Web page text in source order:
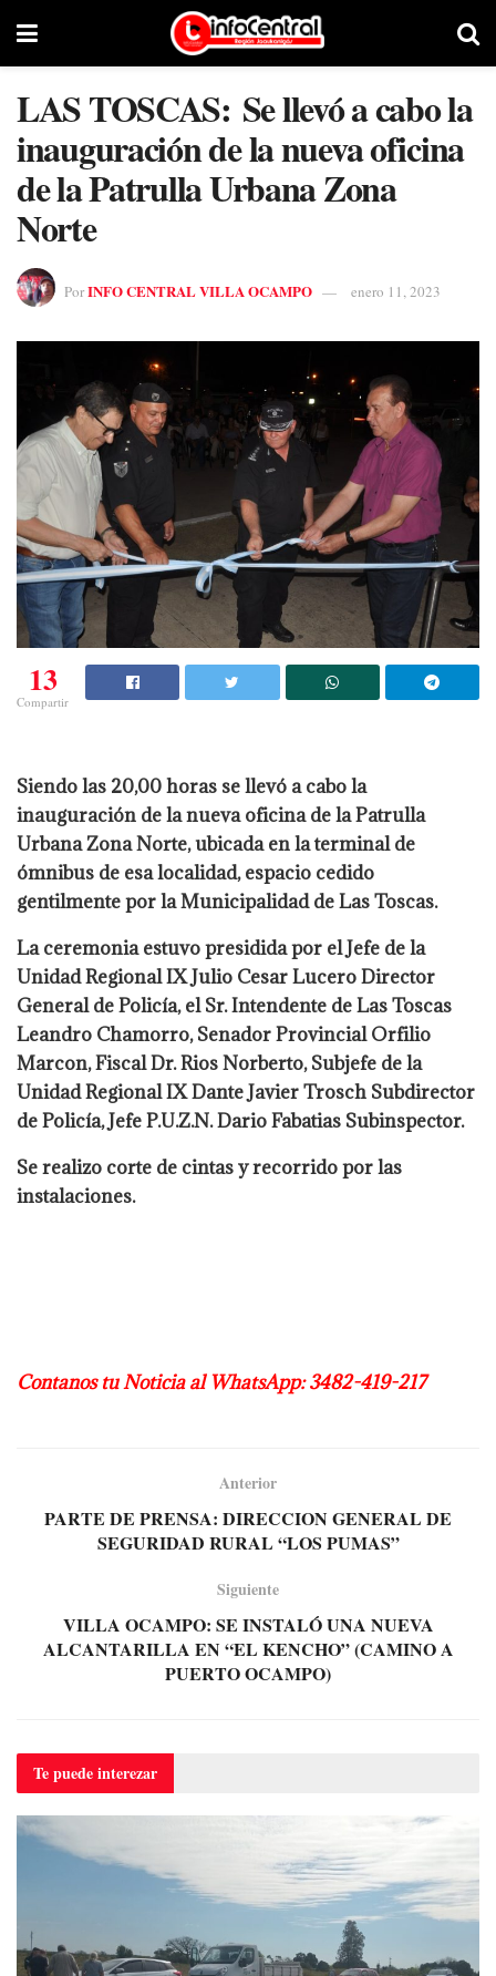
LAS TOSCAS: Se llevó a cabo la
inauguración de la nueva oficina
de la Patrulla Urbana Zona
Norte
PorINFO CENTRAL VILLA OCAMPO enero 11, 2023
13
Compartir
Siendo las 20,00 horas se llevó a cabo la
inauguración de la nueva oficina de la Patrulla
Urbana Zona Norte, ubicada en la terminal de
ómnibus de esa localidad, espacio cedido
gentilmente por la Municipalidad de Las Toscas.
La ceremonia estuvo presidida por el Jefe de la
Unidad Regional IX Julio Cesar Lucero Director
General de Policía, el Sr. Intendente de Las Toscas
Leandro Chamorro, Senador Provincial Orfilio
Marcon, Fiscal Dr. Rios Norberto, Subjefe de la
Unidad Regional IX Dante Javier Trosch Subdirector
de Policía, Jefe P.U.Z.N. Dario Fabatias Subinspector.
Se realizo corte de cintas y recorrido por las
instalaciones.
Contanos tu Noticia al WhatsApp: 3482-419-217
Anterior
PARTE DE PRENSA: DIRECCION GENERAL DE
SEGURIDAD RURAL “LOS PUMAS”
Siguiente
VILLA OCAMPO: SE INSTALÓ UNA NUEVA
ALCANTARILLA EN “EL KENCHO” (CAMINO A
PUERTO OCAMPO)
Te puedeinterezar